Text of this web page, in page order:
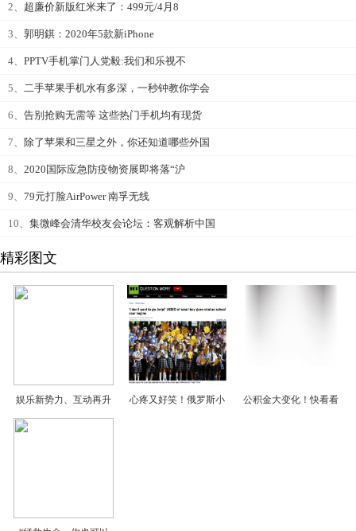
2、 超廉价新版红米来了：499元/4月8
3、 郭明錤：2020年5款新iPhone
4、 PPTV手机掌门人党毅:我们和乐视不
5、 二手苹果手机水有多深，一秒钟教你学会
6、 告别抢购无需等 这些热门手机均有现货
7、 除了苹果和三星之外，你还知道哪些外国
8、 2020国际应急防疫物资展即将落“沪
9、 79元打脸AirPower 南孚无线
10、 集微峰会清华校友会论坛：客观解析中国
精彩图文
娱乐新势力、互动再升 心疼又好笑！俄罗斯小 公积金大变化！快看看